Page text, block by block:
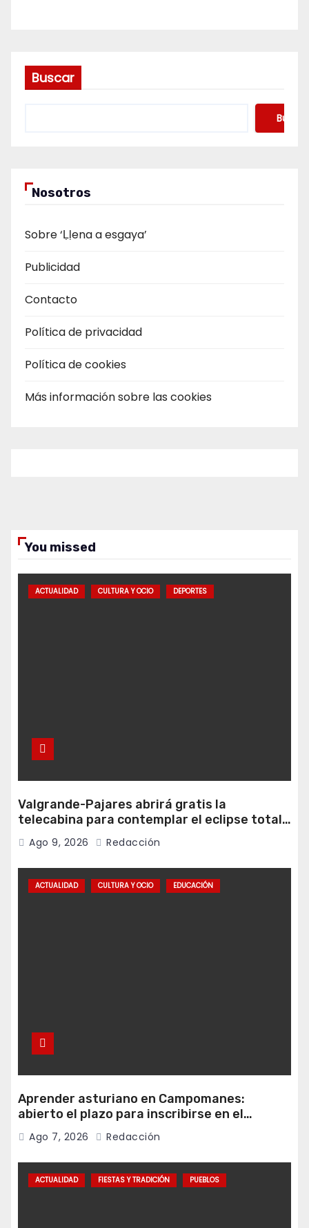
Buscar
Buscar
Nosotros
Sobre ‘Ḷḷena a esgaya’
Publicidad
Contacto
Política de privacidad
Política de cookies
Más información sobre las cookies
You missed
ACTUALIDAD CULTURA Y OCIO DEPORTES
Valgrande-Pajares abrirá gratis la
telecabina para contemplar el eclipse total
desde Cuitunigru
Ago 9, 2026 Redacción
ACTUALIDAD CULTURA Y OCIO EDUCACIÓN
Aprender asturiano en Campomanes:
abierto el plazo para inscribirse en el
programa Falamos
Ago 7, 2026 Redacción
ACTUALIDAD FIESTAS Y TRADICIÓN PUEBLOS